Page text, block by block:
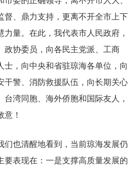
督、鼎力支持，更离不开全市上下
量。在此，我代表市人民政府，
政协委员，向各民主党派、工商
士，向中央和省驻琼海各单位，向
干警、消防救援队伍，向长期关心
湾同胞、海外侨胞和国际友人，
！
们也清醒地看到，当前琼海发展仍
表现在： 一是支撑高质量发展的